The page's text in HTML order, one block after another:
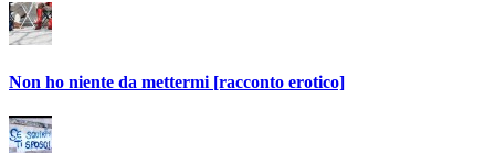
Non ho niente da mettermi [racconto erotico]